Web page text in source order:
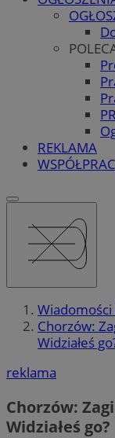
REKLAMA
Chorzów:
Widziałeś
reklama
Chorzów:
Widziałeś go?